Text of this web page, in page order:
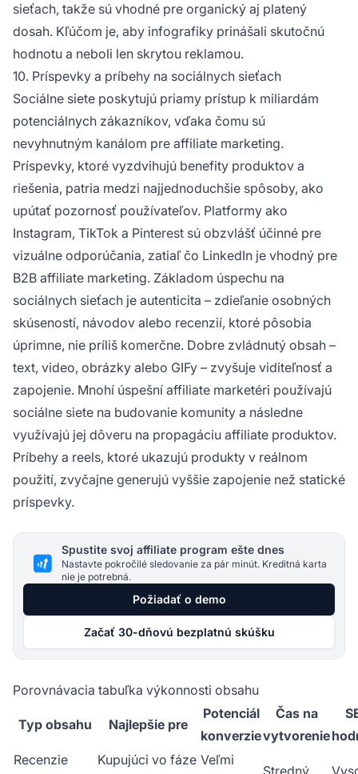
sieťach, takže sú vhodné pre organický aj platený
dosah. Kľúčom je, aby infografiky prinášali skutočnú
hodnotu a neboli len skrytou reklamou.
10. Príspevky a príbehy na sociálnych sieťach
Sociálne siete poskytujú priamy prístup k miliardám
potenciálnych zákazníkov, vďaka čomu sú
nevyhnutným kanálom pre affiliate marketing.
Príspevky, ktoré vyzdvihujú benefity produktov a
riešenia, patria medzi najjednoduchšie spôsoby, ako
upútať pozornosť používateľov. Platformy ako
Instagram, TikTok a Pinterest sú obzvlášť účinné pre
vizuálne odporúčania, zatiaľ čo LinkedIn je vhodný pre
B2B affiliate marketing. Základom úspechu na
sociálnych sieťach je autenticita – zdieľanie osobných
skúseností, návodov alebo recenzií, ktoré pôsobia
úprimne, nie príliš komerčne. Dobre zvládnutý obsah –
text, video, obrázky alebo GIFy – zvyšuje viditeľnosť a
zapojenie. Mnohí úspešní affiliate marketéri používajú
sociálne siete na budovanie komunity a následne
využívajú jej dôveru na propagáciu affiliate produktov.
Príbehy a reels, ktoré ukazujú produkty v reálnom
použití, zvyčajne generujú vyššie zapojenie než statické
príspevky.
Spustite svoj affiliate program ešte dnes
Nastavte pokročilé sledovanie za pár minút. Kreditná karta
nie je potrebná.
Požiadať o demo
Začať 30-dňovú bezplatnú skúšku
Porovnávacia tabuľka výkonnosti obsahu
Typ obsahu Najlepšie pre
Potenciál
konverzie
Čas na
vytvorenie
Recenzie
Kupujúci vo fáze Veľmi